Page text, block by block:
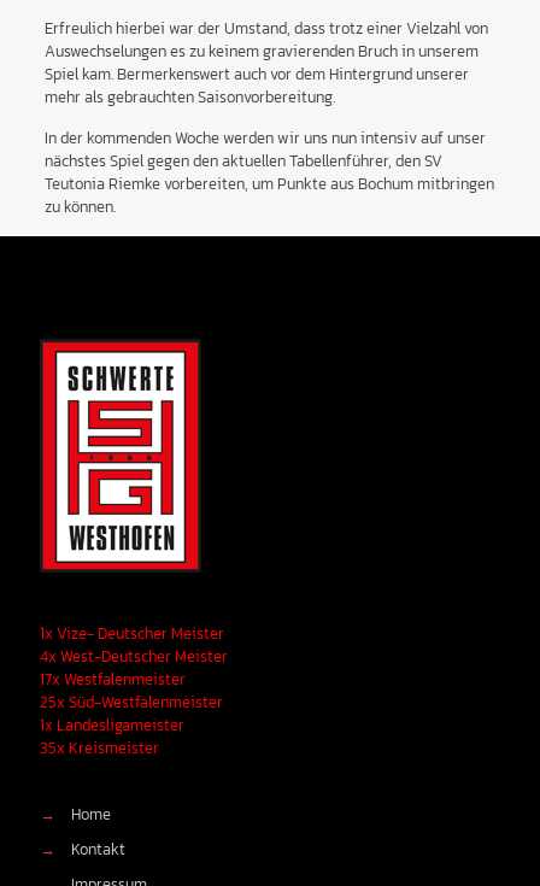
Erfreulich hierbei war der Umstand, dass trotz einer Vielzahl von
Auswechselungen es zu keinem gravierenden Bruch in unserem
Spiel kam. Bermerkenswert auch vor dem Hintergrund unserer
mehr als gebrauchten Saisonvorbereitung.
In der kommenden Woche werden wir uns nun intensiv auf unser
nächstes Spiel gegen den aktuellen Tabellenführer, den SV
Teutonia Riemke vorbereiten, um Punkte aus Bochum mitbringen
zu können.
1x Vize- Deutscher Meister
4x West-Deutscher Meister
17x Westfalenmeister
25x Süd-Westfalenmeister
1x Landesligameister
35x Kreismeister
→
Home
→
Kontakt